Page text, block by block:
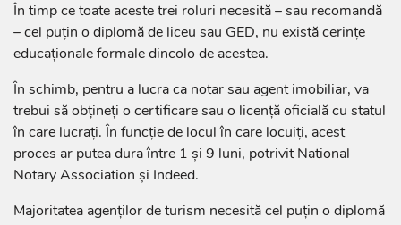
În timp ce toate aceste trei roluri necesită – sau recomandă
– cel puţin o diplomă de liceu sau GED, nu există cerinţe
educaţionale formale dincolo de acestea.
În schimb, pentru a lucra ca notar sau agent imobiliar, va
trebui să obţineţi o certificare sau o licenţă oficială cu statul
în care lucraţi. În funcţie de locul în care locuiţi, acest
proces ar putea dura între 1 şi 9 luni, potrivit National
Notary Association şi Indeed.
Majoritatea agenţilor de turism necesită cel puţin o diplomă